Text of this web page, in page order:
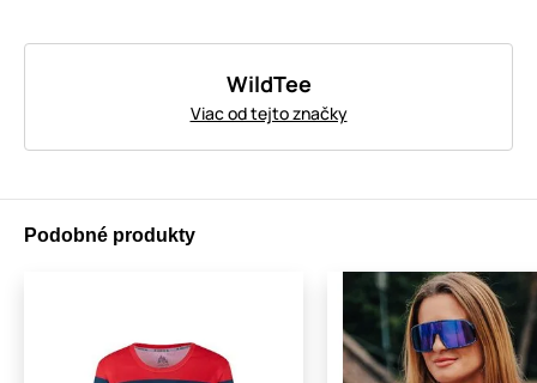
WildTee
Viac od tejto značky
Podobné produkty